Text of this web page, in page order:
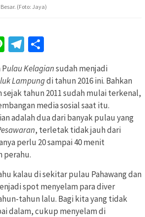
(Foto: Jaya)
LineTelegram
ulau Kelagiansudah menjadi
Lampungdi tahun 2016 ini. Bahkan
tahun 2011 sudah mulai terkenal,
media sosial saat itu.
adalah dua dari banyak pulau yang
, terletak tidak jauh dari
perlu 20 sampai 40 menit
perahu.
kalau di sekitar pulau Pahawang dan
spot menyelam para diver
tahun lalu. Bagi kita yang tidak
dalam, cukup menyelam di